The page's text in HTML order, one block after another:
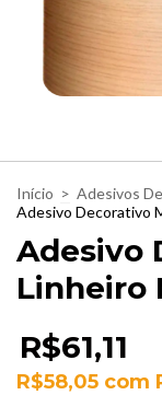
Início > Adesivos
Adesivo Decorativo
Adesivo
Linheiro
R$61,11
R$58,05 com